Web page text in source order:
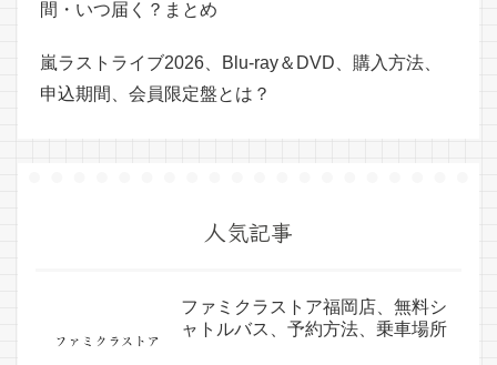
間・いつ届く？まとめ
嵐ラストライブ2026、Blu-ray＆DVD、購入方法、
申込期間、会員限定盤とは？
人気記事
ファミクラストア福岡店、無料シ
ャトルバス、予約方法、乗車場所